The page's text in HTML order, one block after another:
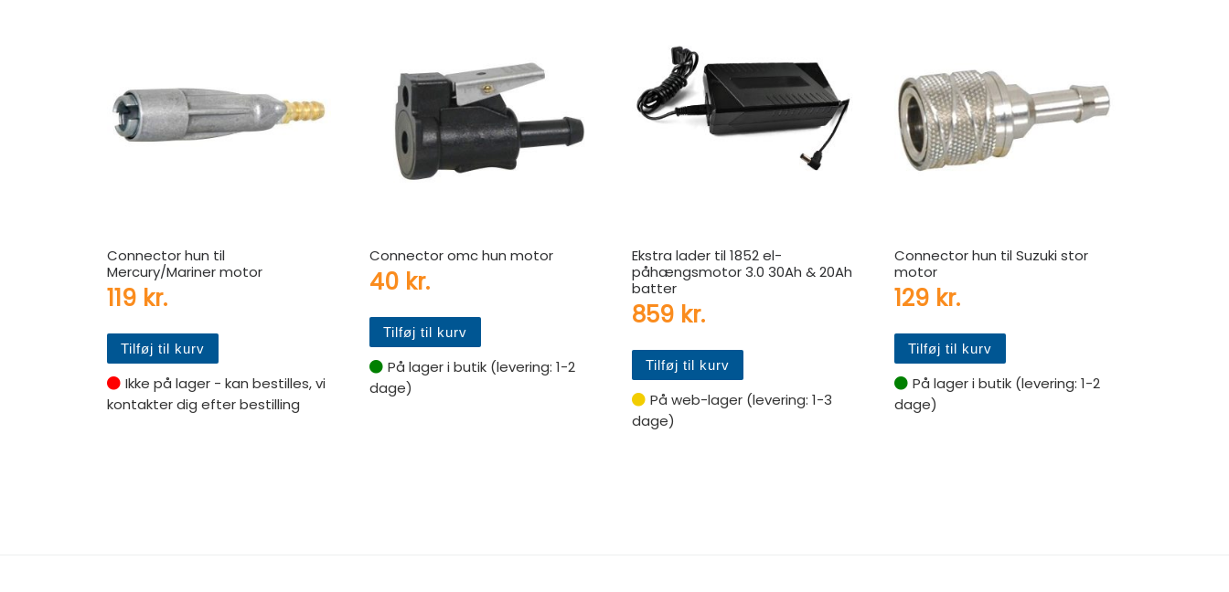
Connector hun til
Mercury/Mariner motor
119 kr.
Tilføj til kurv
Ikke på lager - kan bestilles, vi
kontakter dig efter bestilling
Connector omc hun motor
40 kr.
Tilføj til kurv
På lager i butik (levering: 1-2
dage)
Ekstra lader til 1852 el-
påhængsmotor 3.0 30Ah & 20Ah
batter
859 kr.
Tilføj til kurv
På web-lager (levering: 1-3
dage)
Connector hun til Suzuki stor
motor
129 kr.
Tilføj til kurv
På lager i butik (levering: 1-2
dage)